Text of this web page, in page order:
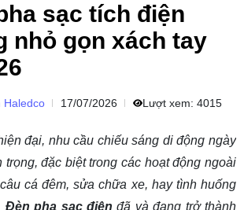
sạc tích điện
nhỏ gọn xách tay
Haledco 17/07/2026 Lượt xem: 4015
đại, nhu cầu chiếu sáng di động ngày
trọng, đặc biệt trong các hoạt động ngoài
cá đêm, sửa chữa xe, hay tình huống
Đèn pha sạc điện đã và đang trở thành